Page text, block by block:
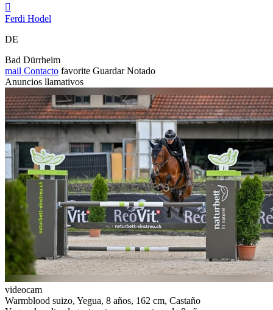

Ferdi Hodel
DE
Bad Dürrheim
mail Contacto favorite Guardar Notado
Anuncios llamativos
videocam
Warmblood suizo, Yegua, 8 años, 162 cm, Castaño